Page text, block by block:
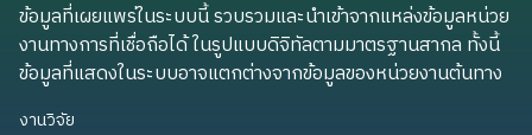
ข้อมูลที่เผยแพร่ในระบบนี้ รวบรวมและนำเข้าจากแหล่งข้อมูลหน่วย
งานทางการที่เชื่อถือได้ ในรูปแบบดิจิทัลตามมาตรฐานสากล ทั้งนี้
ข้อมูลที่แสดงในระบบอาจแตกต่างจากข้อมูลของหน่วยงานต้นทาง
งานวิจัย